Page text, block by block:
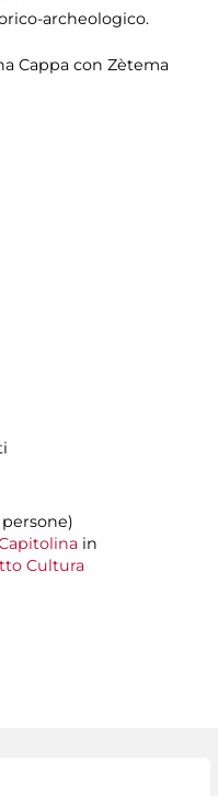
archeologico.
Cappa con Zètema
in
Cultura